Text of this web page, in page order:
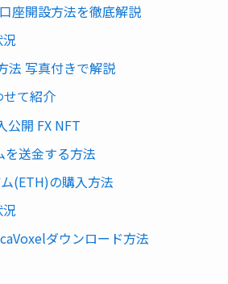
座開設方法を徹底解説
法 写真付きで解説
て紹介
公開 FX NFT
を送金する方法
(ETH)の購入方法
ダウンロード方法